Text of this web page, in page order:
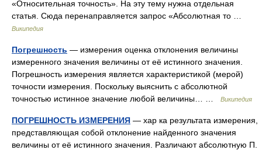
«Относительная точность». На эту тему нужна отдельная
статья. Сюда перенаправляется запрос «Абсолютная то …
Википедия
Погрешность — измерения оценка отклонения величины
измеренного значения величины от её истинного значения.
Погрешность измерения является характеристикой (мерой)
точности измерения. Поскольку выяснить с абсолютной
точностью истинное значение любой величины… …
Википедия
ПОГРЕШНОСТЬ ИЗМЕРЕНИЯ — хар ка результата измерения,
представляющая собой отклонение найденного значения
величины от её истинного значения. Различают абсолютную П.